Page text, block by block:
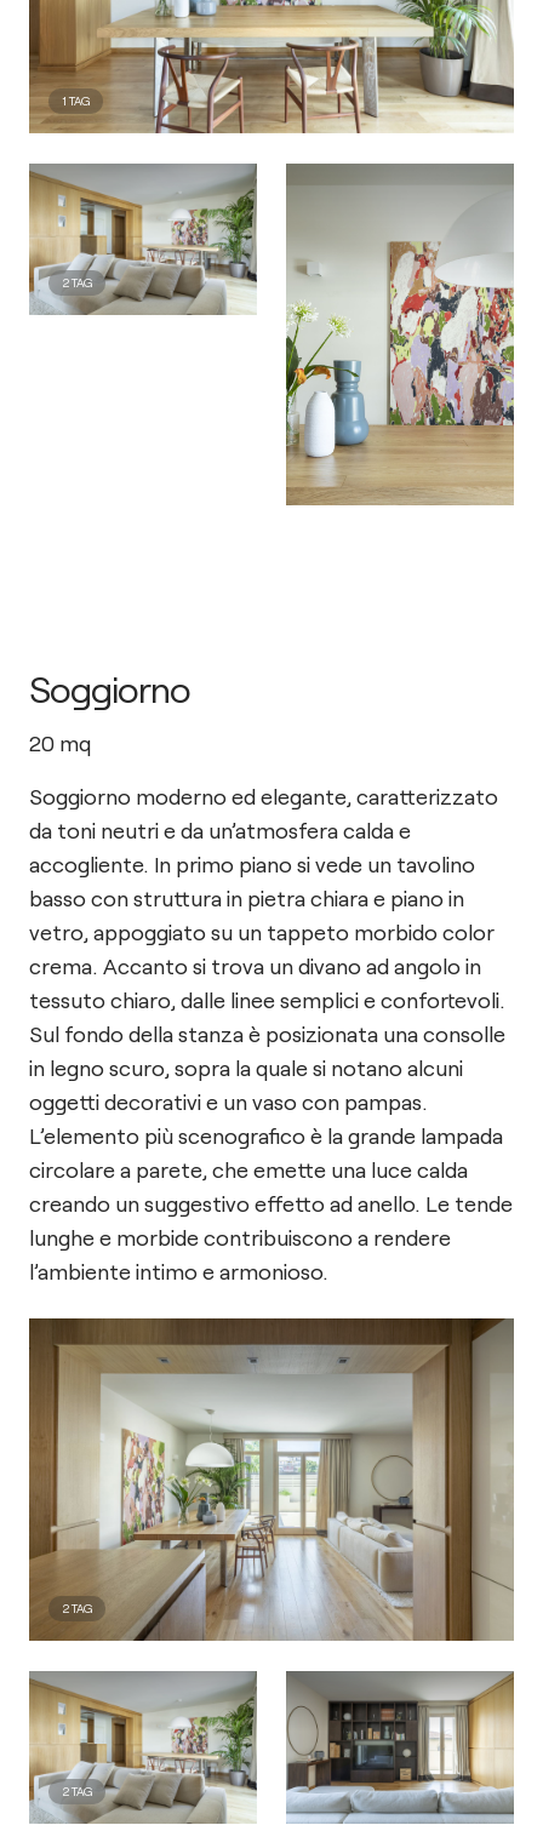
1 TAG
2TAG
2TAG
Soggiorno
20 mq
Soggiorno moderno ed elegante, caratterizzato
da toni neutri e da un’atmosfera calda e
accogliente. In primo piano si vede un tavolino
basso con struttura in pietra chiara e piano in
vetro, appoggiato su un tappeto morbido color
crema. Accanto si trova un divano ad angolo in
tessuto chiaro, dalle linee semplici e confortevoli.
Sul fondo della stanza è posizionata una consolle
in legno scuro, sopra la quale si notano alcuni
oggetti decorativi e un vaso con pampas.
L’elemento più scenografico è la grande lampada
circolare a parete, che emette una luce calda
creando un suggestivo effetto ad anello. Le tende
lunghe e morbide contribuiscono a rendere
l’ambiente intimo e armonioso.
2TAG